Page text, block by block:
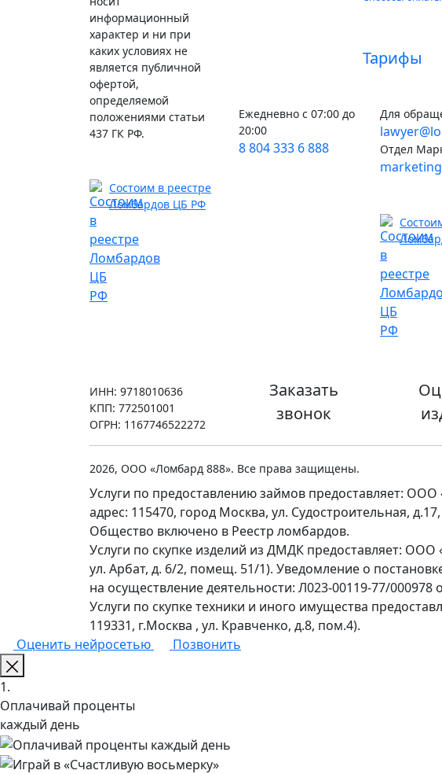
информационный
характер и ни при
каких условиях не
является публичной
офертой,
определяемой
положениями статьи
437 ГК РФ.
Состоим в реестре
Ломбардов ЦБ РФ
ИНН: 9718010636
КПП: 772501001
ОГРН: 1167746522272
Тарифы
Ежедневно с 07:00 до
20:00
8 804 333 6 888
Для
Отдел
Заказать
звонок
2026, ООО «Ломбард 888». Все права защищены.
Услуги по предоставлению займов предоставляет:
адрес: 115470, город Москва, ул. Судостроительная,
Общество включено в Реестр ломбардов.
Услуги по скупке изделий из ДМДК предоставляет:
ул. Арбат, д. 6/2, помещ. 51/1). Уведомление о
на осуществление деятельности: Л023-00119-77/000978
Услуги по скупке техники и иного имущества
119331, г.Москва , ул. Кравченко, д.8, пом.4).
Оценить нейросетью
Позвонить
1.
Оплачивай проценты
каждый день